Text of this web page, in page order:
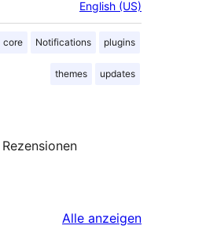
English (US)
core Notifications plugins
themes updates
Alle Rezensionen
anzeigen